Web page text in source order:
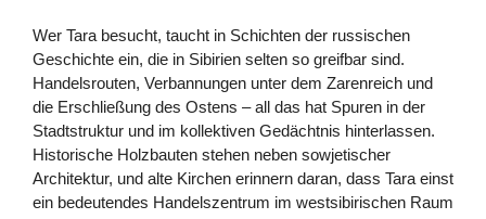
Wer Tara besucht, taucht in Schichten der russischen
Geschichte ein, die in Sibirien selten so greifbar sind.
Handelsrouten, Verbannungen unter dem Zarenreich und
die Erschließung des Ostens – all das hat Spuren in der
Stadtstruktur und im kollektiven Gedächtnis hinterlassen.
Historische Holzbauten stehen neben sowjetischer
Architektur, und alte Kirchen erinnern daran, dass Tara einst
ein bedeutendes Handelszentrum im westsibirischen Raum